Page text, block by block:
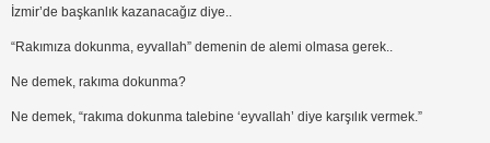
İzmir’de başkanlık kazanacağız diye..
“Rakımıza dokunma, eyvallah” demenin de alemi olmasa gerek..
Ne demek, rakıma dokunma?
Ne demek, “rakıma dokunma talebine ‘eyvallah’ diye karşılık vermek.”